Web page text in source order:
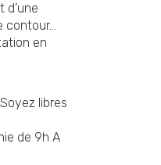
d’une
contour…
en
libres
de 9h A